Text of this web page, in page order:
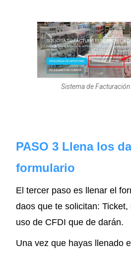
Sistema de
PASO 3 Llena los
formulario
El tercer paso es llenar el
daos que te solicitan:
uso de CFDI que de darán.
Una vez que hayas llenado